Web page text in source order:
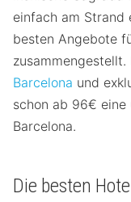
einfach am Strand
besten Angebote
zusammengestellt.
Barcelona und
schon ab 96€ eine
Barcelona.
Die besten